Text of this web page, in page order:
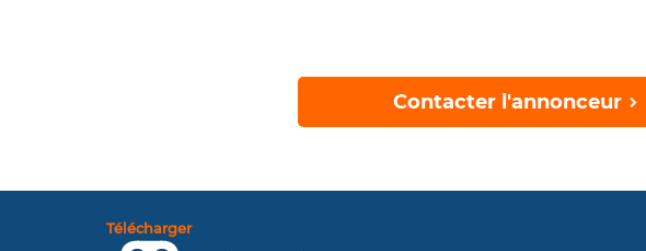
Contacter l'annonceur
Télécharger